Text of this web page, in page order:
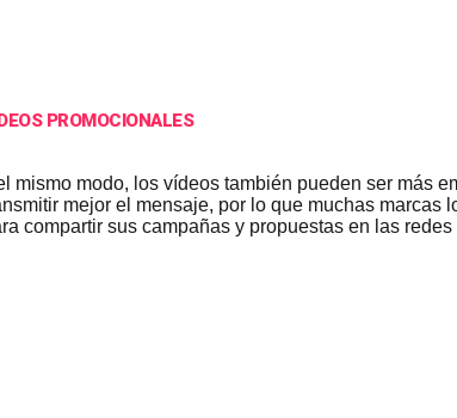
PROMOCIONALES
mismo modo, los vídeos también pueden ser más
mejor el mensaje, por lo que muchas marcas
compartir sus campañas y propuestas en las